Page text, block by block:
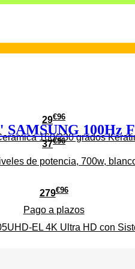
37€96
de potencia, 700w,
29€96
160/230 grados
279€96
Pago a plazos
EL 4K Ultra HD con
100Hz